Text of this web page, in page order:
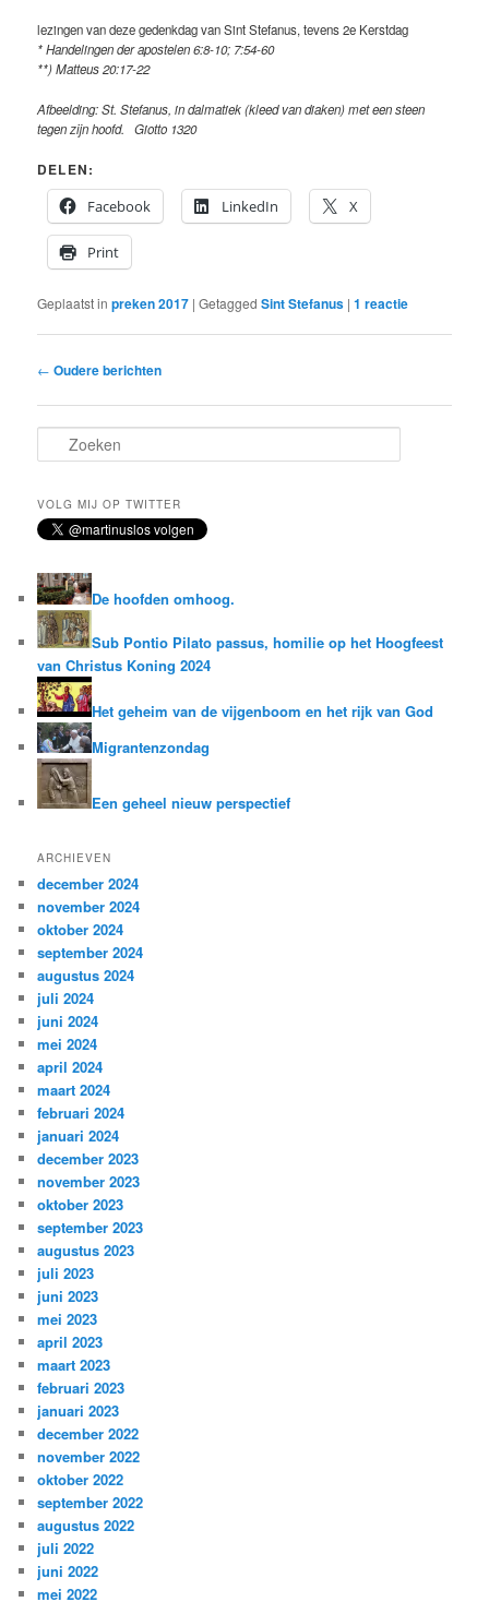
lezingen van deze gedenkdag van Sint Stefanus, tevens 2e Kerstdag
* Handelingen der apostelen 6:8-10; 7:54-60
**) Matteus 20:17-22
Afbeelding: St. Stefanus, in dalmatiek (kleed van diaken) met een steen
tegen zijn hoofd. Giotto 1320
DELEN:
Facebook
LinkedIn X
Print
Geplaatst in preken 2017 |Getagged Sint Stefanus |1 reactie
Bericht
← Oudere berichten
o
k
e
n
VOLG MIJ OP TWITTER
De hoofden omhoog.
Sub Pontio Pilato passus, homilie op het Hoogfeest
van Christus Koning 2024
Het geheim van de vijgenboom en het rijk van God
Migrantenzondag
Een geheel nieuw perspectief
ARCHIEVEN
december 2024
november 2024
oktober 2024
september 2024
augustus 2024
juli 2024
juni 2024
mei 2024
april 2024
maart 2024
februari 2024
januari 2024
december 2023
november 2023
oktober 2023
september 2023
augustus 2023
juli 2023
juni 2023
mei 2023
april 2023
maart 2023
februari 2023
januari 2023
december 2022
november 2022
oktober 2022
september 2022
augustus 2022
juli 2022
juni 2022
mei 2022